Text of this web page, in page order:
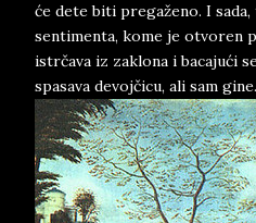
će dete biti pregaženo. I
sentimenta, kome je otvoren
istrčava iz zaklona i bacajući
spasava devojčicu, ali sam gine.